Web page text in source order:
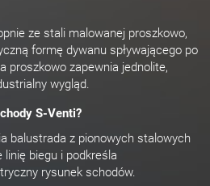
ze stali malowanej proszkowo,
formę dywanu spływającego po
proszkowo zapewnia jednolite,
wygląd.
S-Venti?
balustrada z pionowych stalowych
linię biegu i podkreśla
rysunek schodów.